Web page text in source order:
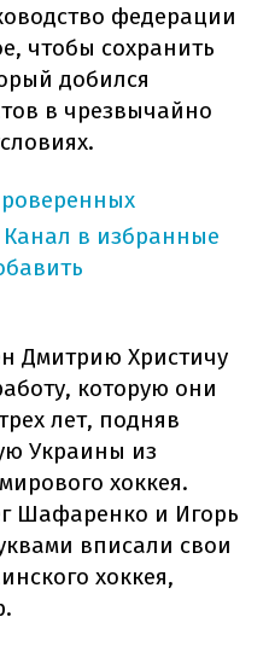
федерации
чтобы сохранить
добился
в чрезвычайно
Канал в избранные
Дмитрию Христичу
которую они
лет, подняв
Украины из
хоккея.
Шафаренко и Игорь
вписали свои
хоккея,